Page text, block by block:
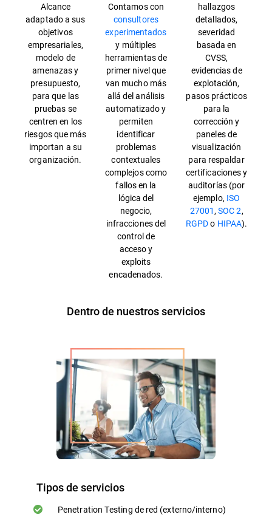
Alcance
adaptado a sus
objetivos
empresariales,
modelo de
amenazas y
presupuesto,
para que las
pruebas se
centren en los
riesgos que más
importan a su
organización.
Contamos con
consultores
experimentados
y múltiples
herramientas de
primer nivel que
van mucho más
allá del análisis
automatizado y
permiten
identificar
problemas
contextuales
complejos como
fallos en la
lógica del
negocio,
infracciones del
control de
acceso y
exploits
encadenados.
hallazgos
detallados,
severidad
basada en
CVSS,
evidencias de
explotación,
pasos prácticos
para la
corrección y
paneles de
visualización
para respaldar
certificaciones y
auditorías (por
ejemplo, ISO
27001,SOC 2,
RGPDo HIPAA).
Dentro de nuestros servicios
Tipos de servicios
Penetration Testing de red (externo/interno)